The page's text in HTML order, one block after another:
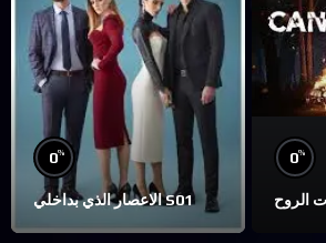
0%
الاعصار الذي بداخلي S01
0%